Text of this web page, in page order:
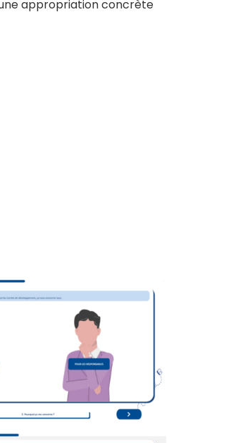
appropriation concrète